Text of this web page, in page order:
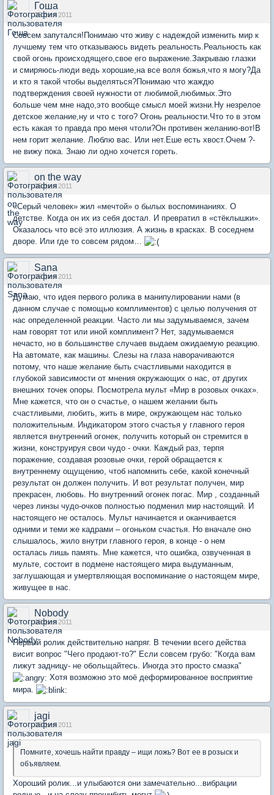
Гоша
05 фев 2011
Совсем запутался!Понимаю что живу с надеждой изменить мир к
лучшему тем что отказываюсь видеть реальность.Реальность как
свой огонь происходящего,свое его выражение.Закрываю глазки
и смиряюсь-люди ведь хорошие,на все воля божья,что я могу?Да
и кто я такой чтобы выделяться?Понимаю что жаждю
подтверждения своей нужности от любимой,любимых.Это
больше чем мне надо,это вообще смысл моей жизни.Ну незрелое
детское желание,ну и что с того? Огонь реальности.Что то в этом
есть какая то правда про меня чтоли?Он противен желанию-вот!В
нем горит желание. Люблю вас. Или нет.Еше есть хвост.Очем ?-
не вижу пока. Знаю ли одно хочется гореть.
on the way
05 фев 2011
«Серый человек» жил «мечтой» о былых воспоминаниях. О
детстве. Когда он их из себя достал. И превратил в «стёклышки».
Оказалось что всё это иллюзия. А жизнь в красках. В соседнем
дворе. Или где то совсем рядом…
Sana
05 фев 2011
Думаю, что идея первого ролика в манипулировании нами (в
данном случае с помощью комплиментов) с целью получения от
нас определенной реакции. Часто ли мы задумываемся, зачем
нам говорят тот или иной комплимент? Нет, задумываемся
нечасто, но в большинстве случаев выдаем ожидаемую реакцию.
На автомате, как машины. Слезы на глаза наворачиваются
потому, что наше желание быть счастливыми находится в
глубокой зависимости от мнения окружающих о нас, от других
внешних точек опоры. Посмотрела мульт «Мир в розовых очках».
Мне кажется, что он о счастье, о нашем желании быть
счастливыми, любить, жить в мире, окружающем нас только
положительным. Индикатором этого счастья у главного героя
является внутренний огонек, получить который он стремится в
жизни, конструируя свои чудо - очки. Каждый раз, терпя
поражение, создавая розовые очки, герой обращается к
внутреннему ощущению, чтоб напомнить себе, какой конечный
результат он должен получить. И вот результат получен, мир
прекрасен, любовь. Но внутренний огонек погас. Мир , созданный
через линзы чудо-очков полностью подменил мир настоящий. И
настоящего не осталось. Мульт начинается и оканчивается
одними и теми же кадрами – огоньком счастья. Но вначале оно
слышалось, жило внутри главного героя, в конце - о нем
осталась лишь память. Мне кажется, что ошибка, озвученная в
мульте, состоит в подмене настоящего мира выдуманным,
заглушающая и умертвляющая воспоминание о настоящем мире,
живущее в нас.
Nobody
05 фев 2011
Первый ролик действительно напряг. В течении всего действа
висит вопрос "Чего продают-то?" Если совсем грубо: "Когда вам
лижут задницу- не обольщайтесь. Иногда это просто смазка"
Хотя возможно это моё деформированное восприятие
мира.
jagi
05 фев 2011
Помните, хочешь найти правду – ищи ложь? Вот ее в розыск и
объявляем.
Хороший ролик...и улыбаются они замечательно...вибрации